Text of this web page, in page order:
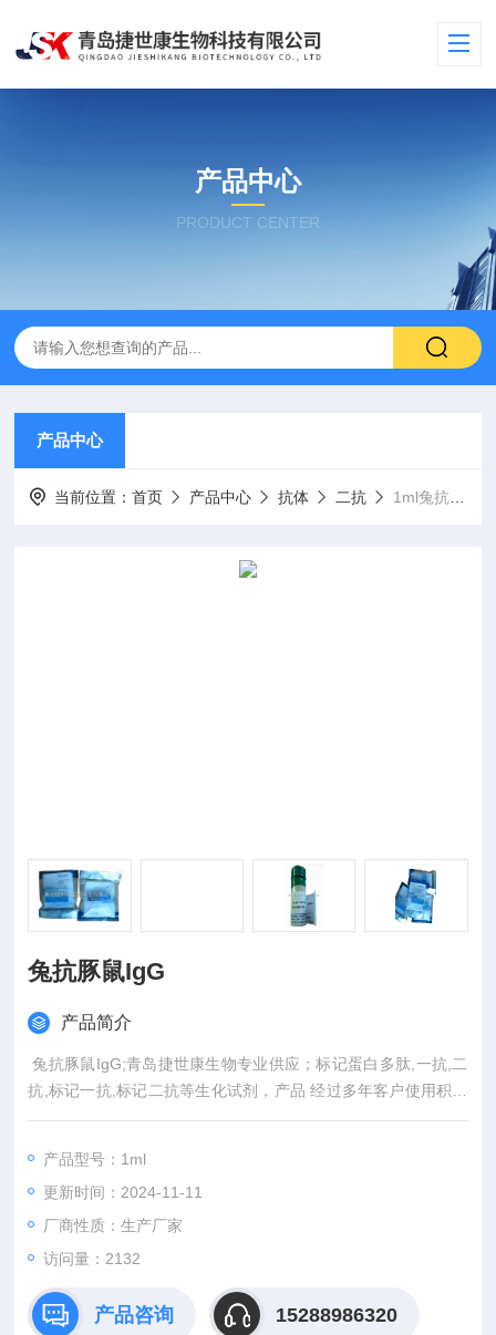
产品中心
PRODUCT CENTER
产品中心
当前位置：首页 产品中心 抗体 二抗 1ml兔抗豚鼠IgG
兔抗豚鼠IgG
产品简介
​ 兔抗豚鼠IgG;青岛捷世康生物专业供应；标记蛋白多肽,一抗,二
抗,标记一抗,标记二抗等生化试剂，产品 经过多年客户使用积累
了良好的口碑。为答谢新老客户对我公司多年来的支持与信赖，
分）兑换各类数码产品，购物券等礼品。
产品型号：1ml
更新时间：2024-11-11
厂商性质：生产厂家
访问量：2132
产品咨询 15288986320